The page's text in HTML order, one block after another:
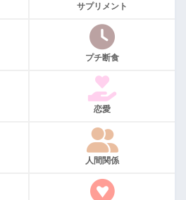
サプリメント
プチ断食
恋愛
人間関係